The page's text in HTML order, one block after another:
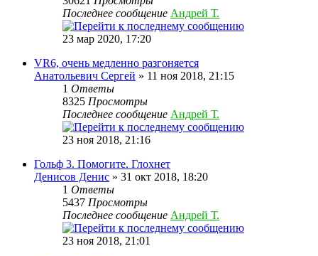
Последнее сообщение Андрей Т.
23 мар 2020, 17:20
VR6, очень медленно разгоняется
Анатольевич Сергей » 11 ноя 2018, 21:15
1 Ответы
8325 Просмотры
Последнее сообщение Андрей Т.
23 ноя 2018, 21:16
Гольф 3. Помогите. Глохнет
Денисов Денис » 31 окт 2018, 18:20
1 Ответы
5437 Просмотры
Последнее сообщение Андрей Т.
23 ноя 2018, 21:01